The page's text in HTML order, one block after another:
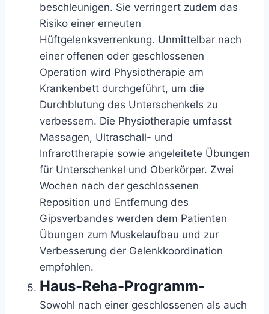
beschleunigen. Sie verringert zudem das
Risiko einer erneuten
Hüftgelenksverrenkung. Unmittelbar nach
einer offenen oder geschlossenen
Operation wird Physiotherapie am
Krankenbett durchgeführt, um die
Durchblutung des Unterschenkels zu
verbessern. Die Physiotherapie umfasst
Massagen, Ultraschall- und
Infrarottherapie sowie angeleitete Übungen
für Unterschenkel und Oberkörper. Zwei
Wochen nach der geschlossenen
Reposition und Entfernung des
Gipsverbandes werden dem Patienten
Übungen zum Muskelaufbau und zur
Verbesserung der Gelenkkoordination
empfohlen.
Haus-Reha-Programm-
Sowohl nach einer geschlossenen als auch